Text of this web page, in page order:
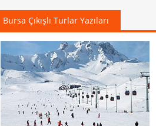
Bursa Çıkışlı Turlar Yazıları